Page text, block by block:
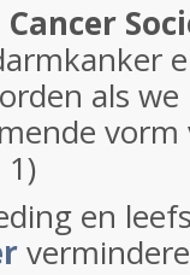
als we
en